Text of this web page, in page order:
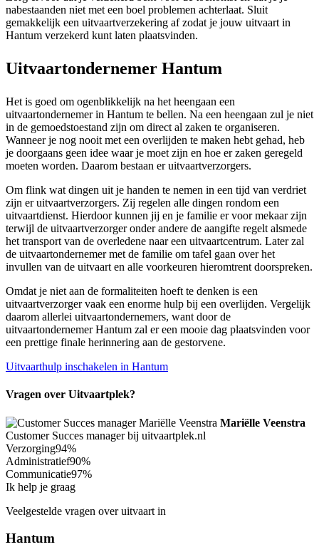
nabestaanden niet met een boel problemen achterlaat. Sluit
gemakkelijk een uitvaartverzekering af zodat je jouw uitvaart in
Hantum verzekerd kunt laten plaatsvinden.
Uitvaartondernemer Hantum
Het is goed om ogenblikkelijk na het heengaan een
uitvaartondernemer in Hantum te bellen. Na een heengaan zul je niet
in de gemoedstoestand zijn om direct al zaken te organiseren.
Wanneer je nog nooit met een overlijden te maken hebt gehad, heb
je doorgaans geen idee waar je moet zijn en hoe er zaken geregeld
moeten worden. Daarom bestaan er uitvaartverzorgers.
Om flink wat dingen uit je handen te nemen in een tijd van verdriet
zijn er uitvaartverzorgers. Zij regelen alle dingen rondom een
uitvaartdienst. Hierdoor kunnen jij en je familie er voor mekaar zijn
terwijl de uitvaartverzorger onder andere de aangifte regelt alsmede
het transport van de overledene naar een uitvaartcentrum. Later zal
de uitvaartondernemer met de familie om tafel gaan over het
invullen van de uitvaart en alle voorkeuren hieromtrent doorspreken.
Omdat je niet aan de formaliteiten hoeft te denken is een
uitvaartverzorger vaak een enorme hulp bij een overlijden. Vergelijk
daarom allerlei uitvaartondernemers, want door de
uitvaartondernemer Hantum zal er een mooie dag plaatsvinden voor
een prettige finale herinnering aan de gestorvene.
Uitvaarthulp inschakelen in Hantum
Vragen over Uitvaartplek?
Mariëlle Veenstra
Customer Succes manager bij uitvaartplek.nl
Verzorging94%
Administratief90%
Communicatie97%
Ik help je graag
Veelgestelde vragen over uitvaart in
Hantum